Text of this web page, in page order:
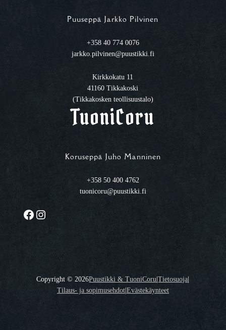
Puuseppä Jarkko Pilvinen
+358 40 774 0076
jarkko.pilvinen@puustikki.fi
Kirkkokatu 11
41160 Tikkakoski
(Tikkakosken teollisuustalo)
TuoniCoru
Koruseppä Juho Manninen
+358 50 400 4762
tuonicoru@puustikki.fi
Facebook Instagram
Copyright © 2026Puustikki & TuoniCoru|Tietosuoja|
Tilaus- ja sopimusehdot|Evästekäynteet